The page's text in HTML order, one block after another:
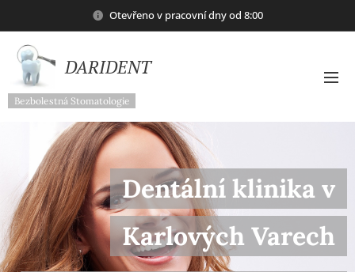
Otevřeno v pracovní dny od 8:00
DARIDENT
Bezbolestná Stomatologie
Dentální klinika v
Karlových Varech